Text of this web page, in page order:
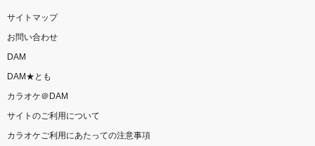
サイトマップ
お問い合わせ
DAM
DAM★とも
カラオケ＠DAM
サイトのご利用について
カラオケご利用にあたっての注意事項